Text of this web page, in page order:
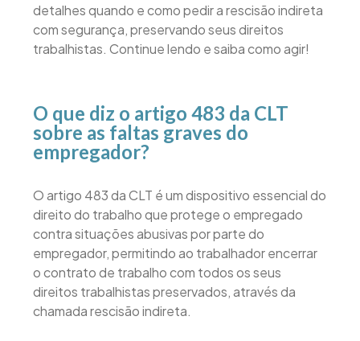
detalhes quando e como pedir a rescisão indireta
com segurança, preservando seus direitos
trabalhistas. Continue lendo e saiba como agir!
O que diz o artigo 483 da CLT
sobre as faltas graves do
empregador?
O artigo 483 da CLT é um dispositivo essencial do
direito do trabalho que protege o empregado
contra situações abusivas por parte do
empregador, permitindo ao trabalhador encerrar
o contrato de trabalho com todos os seus
direitos trabalhistas preservados, através da
chamada rescisão indireta.